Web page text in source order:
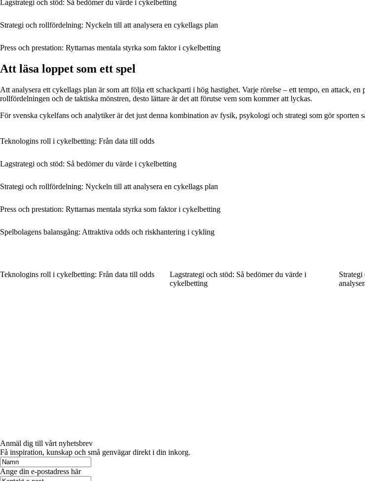
Lagstrategi och stöd: Så bedömer du värde i cykelbetting
Strategi och rollfördelning: Nyckeln till att analysera en cykellags plan
Press och prestation: Ryttarnas mentala styrka som faktor i cykelbetting
Att läsa loppet som ett spel
Att analysera ett cykellags plan är som att följa ett schackparti i hög hastighet. Varje rörelse – ett tempo, en attack,
rollfördelningen och de taktiska mönstren, desto lättare är det att förutse vem som kommer att lyckas.
För svenska cykelfans och analytiker är det just denna kombination av fysik, psykologi och strategi som gör sporten
Teknologins roll i cykelbetting: Från data till odds
Lagstrategi och stöd: Så bedömer du värde i cykelbetting
Strategi och rollfördelning: Nyckeln till att analysera en cykellags plan
Press och prestation: Ryttarnas mentala styrka som faktor i cykelbetting
Spelbolagens balansgång: Attraktiva odds och riskhantering i cykling
Teknologins roll i cykelbetting: Från data till odds
Lagstrategi och stöd: Så bedömer du värde i
cykelbetting
Anmäl dig till vårt nyhetsbrev
Få inspiration, kunskap och små genvägar direkt i din inkorg.
Ange din e-postadress här